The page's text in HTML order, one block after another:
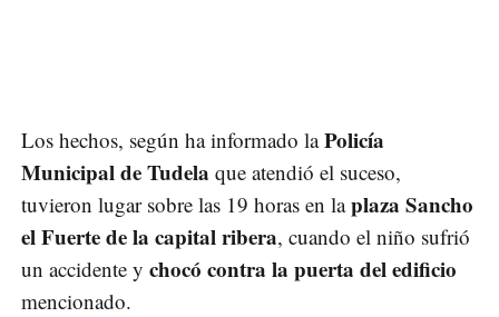
Los hechos, según ha informado laPolicía
Municipal de Tudela que atendió el suceso,
tuvieron lugar sobre las 19 horas en laplaza Sancho
el Fuerte de la capital ribera, cuando el niño sufrió
un accidente y chocó contra la puerta del edificio
mencionado.